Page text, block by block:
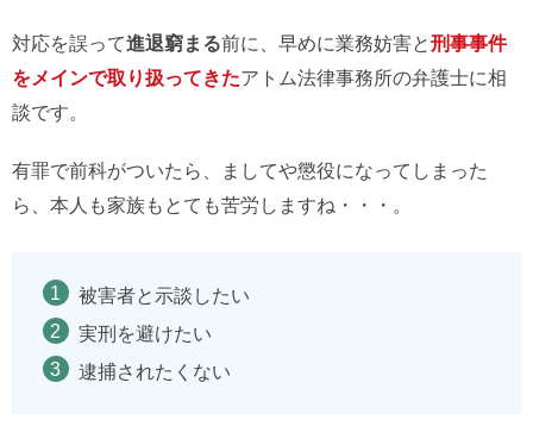
対応を誤って進退窮まる前に、早めに業務妨害と刑事事件
をメインで取り扱ってきたアトム法律事務所の弁護士に相
談です。
有罪で前科がついたら、ましてや懲役になってしまった
ら、本人も家族もとても苦労しますね・・・。
被害者と示談したい
実刑を避けたい
逮捕されたくない